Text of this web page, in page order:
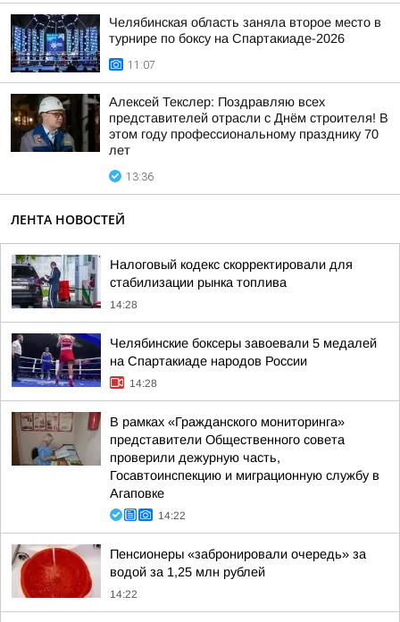
Челябинская область заняла второе место в
турнире по боксу на Спартакиаде-2026
11:07
Алексей Текслер: Поздравляю всех
представителей отрасли с Днём строителя! В
этом году профессиональному празднику 70
лет
13:36
ЛЕНТА НОВОСТЕЙ
Налоговый кодекс скорректировали для
стабилизации рынка топлива
14:28
Челябинские боксеры завоевали 5 медалей
на Спартакиаде народов России
14:28
В рамках «Гражданского мониторинга»
представители Общественного совета
проверили дежурную часть,
Госавтоинспекцию и миграционную службу в
Агаповке
14:22
Пенсионеры «забронировали очередь» за
водой за 1,25 млн рублей
14:22